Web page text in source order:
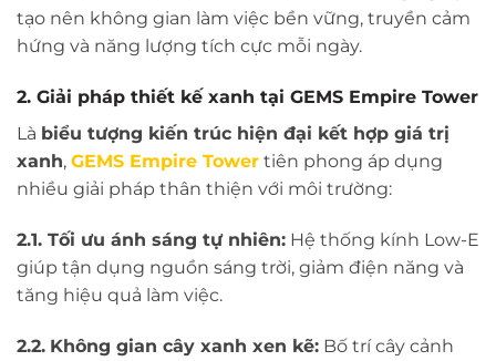
tạo nên không gian làm việc bền vững, truyền cảm
hứng và năng lượng tích cực mỗi ngày.
2. Giải pháp thiết kế xanh tại GEMS Empire Tower
Là biểu tượng kiến trúc hiện đại kết hợp giá trị
xanh, GEMS Empire Tower tiên phong áp dụng
nhiều giải pháp thân thiện với môi trường:
2.1. Tối ưu ánh sáng tự nhiên: Hệ thống kính Low-E
giúp tận dụng nguồn sáng trời, giảm điện năng và
tăng hiệu quả làm việc.
2.2. Không gian cây xanh xen kẽ: Bố trí cây cảnh